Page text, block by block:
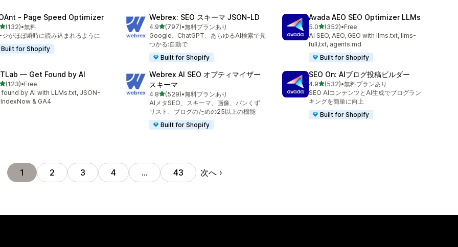
‑ Page Speed Optimizer
つ星中
(132)
ビュー数：132件
•無料
ジがほぼ瞬時に読み込まれるように
Built for Shopify
Webrex: SEO スキーマ JSON‑LD
4.95つ星中
(797)
合計レビュー数：797件
•無料プランあり
Google、ChatGPT、あらゆるAI検索で見
つかる:自動で
Built for Shopify
Avada AEO SEO Optimizer LLMs
5.05つ星中
(352)
合計レビュー数：352件
•Free
AI SEO, AEO, GEO with llms.txt, llms-
full,txt, agents.md
Built for Shopify
— Get Found by AI
つ星中
(123)
ビュー数：123件
•Free
found by AI with LLMs.txt, JSON-
IndexNow & GA4
Webrex AI SEO オプティマイザー
スキーマ
4.85つ星中
(529)
合計レビュー数：529件
•無料プランあり
AIメタSEO、スキーマ、画像、パンくず
リスト、ブログのための25以上の機能
Built for Shopify
SEO On: AIブログ投稿ビルダー
4.95つ星中
(532)
合計レビュー数：532件
•無料プランあり
SEO AIコンテンツとAI生成でブログラン
キングを簡単に向上
Built for Shopify
1 2 3 4 … 43 次へ